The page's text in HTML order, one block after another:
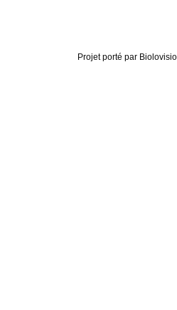
Projet porté par